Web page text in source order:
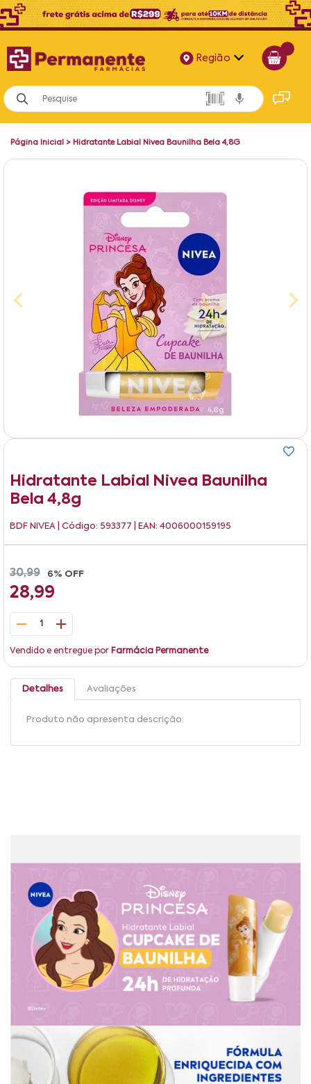
Região
Alagoas
Bahia
Página Inicial > Hidratante Labial Nivea Baunilha Bela 4,8G
Hidratante Labial Nivea Baunilha
Bela 4,8g
BDF NIVEA | Código: 593377 | EAN: 4006000159195
30,99 6% OFF
28,99
1
Vendido e entregue por Farmácia Permanente
Detalhes Avaliações
Produto não apresenta descrição.